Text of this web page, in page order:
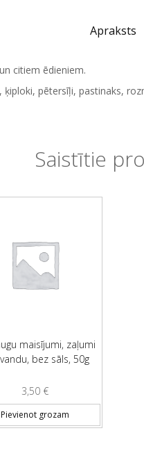
Apraksts
citiem ēdieniem.
ķiploki, pētersīļi, pastinaks,
Saistītie
maisījumi, zaļumi
bez sāls, 50g
3,50 €
Pievienot grozam